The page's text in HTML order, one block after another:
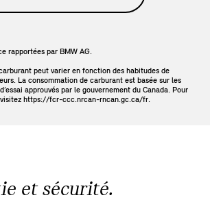
rapportées par BMW AG.
peut varier en fonction des habitudes de
La consommation de carburant est basée sur les
approuvés par le gouvernement du Canada. Pour
visitez https://fcr-ccc.nrcan-rncan.gc.ca/fr.
et sécurité.